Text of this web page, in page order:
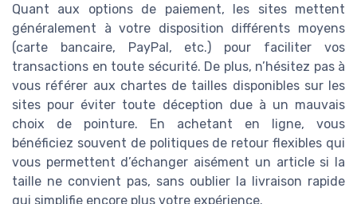
Quant aux options de paiement, les sites mettent
généralement à votre disposition différents moyens
(carte bancaire, PayPal, etc.) pour faciliter vos
transactions en toute sécurité. De plus, n’hésitez pas à
vous référer aux chartes de tailles disponibles sur les
sites pour éviter toute déception due à un mauvais
choix de pointure. En achetant en ligne, vous
bénéficiez souvent de politiques de retour flexibles qui
vous permettent d’échanger aisément un article si la
taille ne convient pas, sans oublier la livraison rapide
qui simplifie encore plus votre expérience.